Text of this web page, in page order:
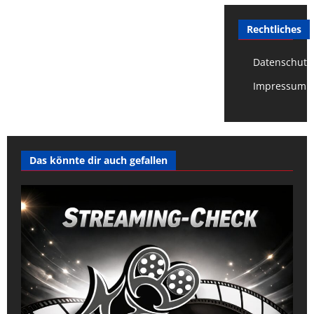
Rechtliches
Impressum
Das könnte dir auch gefallen